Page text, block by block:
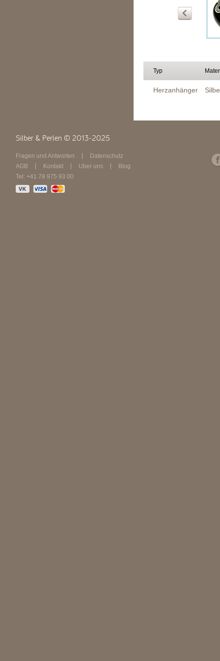
Typ
Herzanhänger
Silber & Perlen © 2013-2025
Fragen und Antworten
Datenschutz
AGB
Kontakt Über uns
Blog
Tel: +41 78 975 93 00